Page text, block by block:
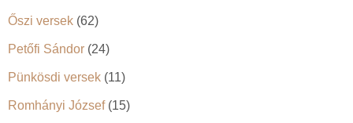
Őszi versek (62)
Petőfi Sándor (24)
Pünkösdi versek (11)
Romhányi József(15)